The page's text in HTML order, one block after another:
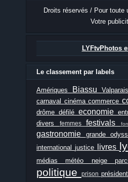
Droits réservés / Pour toute
Votre
LYFtvPhotos
Le classement par labels
Amériques Biassu
carnaval cinémacommerce
drôme défilé economie
divers
femmes festivals
gastronomie grande
international justice livres
médiasmétéo neige
politique prison